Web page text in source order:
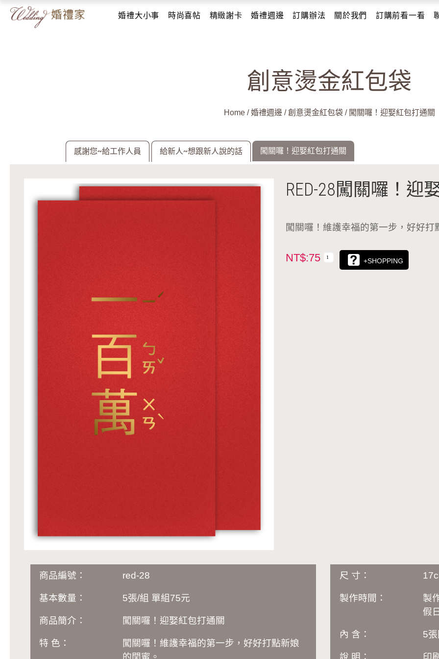
婚禮大小事 時尚喜帖 精緻謝卡 婚禮週邊 訂購辦法 關於我們 訂購前看一看
創意燙金紅包袋
Home/婚禮週邊 /創意燙金紅包袋/ 闖關囉！迎娶紅包打通關
感謝您~給工作人員 給新人~想跟新人說的話 闖關囉！迎娶紅包打通關
RED-28闖關囉！迎
闖關囉！維護幸福的第一步，好好打
NT$:75 +SHOPPING
商品編號： red-28
基本數量： 5張/組 單組75元
商品簡介： 闖關囉！迎娶紅包打通關
特 色：
闖關囉！維護幸福的第一步，好好打點新娘
的閏蜜。
尺 寸：
製作時間：
製
假
內 含： 5
說 明： 印